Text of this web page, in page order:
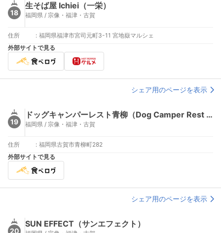
18
生そば屋 Ichiei（一栄）
福岡県 / 宗像・福津・古賀
住所 : 福岡県福津市宮司元町3-11 宮地嶽マルシェ
外部サイトで見る
シェア用のページを表示
19
ドッグキャンパーレスト青柳（Dog Camper Rest Aoyagi）
福岡県 / 宗像・福津・古賀
住所 : 福岡県古賀市青柳町282
外部サイトで見る
シェア用のページを表示
20
SUN EFFECT（サンエフェクト）